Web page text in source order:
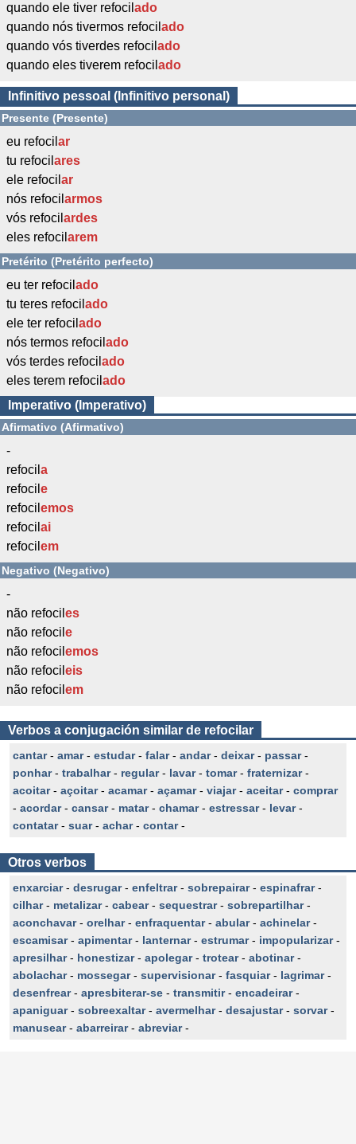
quando ele tiver refocil ado
quando nós tivermos refocil ado
quando vós tiverdes refocil ado
quando eles tiverem refocil ado
Infinitivo pessoal (Infinitivo personal)
Presente (Presente)
eu refocil ar
tu refocil ares
ele refocil ar
nós refocil armos
vós refocil ardes
eles refocil arem
Pretérito (Pretérito perfecto)
eu ter refocil ado
tu teres refocil ado
ele ter refocil ado
nós termos refocil ado
vós terdes refocil ado
eles terem refocil ado
Imperativo (Imperativo)
Afirmativo (Afirmativo)
-
refocil a
refocil e
refocil emos
refocil ai
refocil em
Negativo (Negativo)
-
não refocil es
não refocil e
não refocil emos
não refocil eis
não refocil em
Verbos a conjugación similar de refocilar
cantar- amar- estudar- falar- andar- deixar- passar-
ponhar- trabalhar- regular- lavar- tomar- fraternizar-
acoitar- açoitar- acamar- açamar- viajar- aceitar- comprar
- acordar- cansar- matar- chamar- estressar- levar-
contatar- suar- achar- contar-
Otros verbos
enxarciar- desrugar- enfeltrar- sobrepairar- espinafrar-
cilhar- metalizar- cabear- sequestrar- sobrepartilhar-
aconchavar- orelhar- enfraquentar- abular- achinelar-
escamisar- apimentar- lanternar- estrumar- impopularizar-
apresilhar- honestizar- apolegar- trotear- abotinar-
abolachar- mossegar- supervisionar- fasquiar- lagrimar-
desenfrear- apresbiterar-se - transmitir- encadeirar-
apaniguar- sobreexaltar- avermelhar- desajustar- sorvar-
manusear- abarreirar- abreviar-